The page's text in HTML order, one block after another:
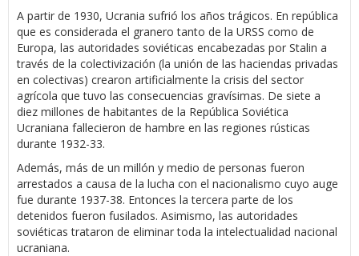
A partir de 1930, Ucrania sufrió los años trágicos. En república
que es considerada el granero tanto de la URSS como de
Europa, las autoridades soviéticas encabezadas por Stalin a
través de la colectivización (la unión de las haciendas privadas
en colectivas) crearon artificialmente la crisis del sector
agrícola que tuvo las consecuencias gravísimas. De siete a
diez millones de habitantes de la República Soviética
Ucraniana fallecieron de hambre en las regiones rústicas
durante 1932-33.
Además, más de un millón y medio de personas fueron
arrestados a causa de la lucha con el nacionalismo cuyo auge
fue durante 1937-38. Entonces la tercera parte de los
detenidos fueron fusilados. Asimismo, las autoridades
soviéticas trataron de eliminar toda la intelectualidad nacional
ucraniana.